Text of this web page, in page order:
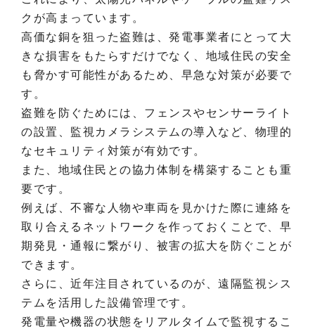
クが高まっています。
高価な銅を狙った盗難は、発電事業者にとって大
きな損害をもたらすだけでなく、地域住民の安全
も脅かす可能性があるため、早急な対策が必要で
す。
盗難を防ぐためには、フェンスやセンサーライト
の設置、監視カメラシステムの導入など、物理的
なセキュリティ対策が有効です。
また、地域住民との協力体制を構築することも重
要です。
例えば、不審な人物や車両を見かけた際に連絡を
取り合えるネットワークを作っておくことで、早
期発見・通報に繋がり、被害の拡大を防ぐことが
できます。
さらに、近年注目されているのが、遠隔監視シス
テムを活用した設備管理です。
発電量や機器の状態をリアルタイムで監視するこ